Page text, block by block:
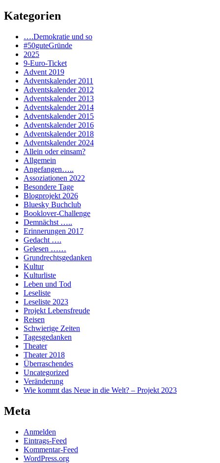
Kategorien
….Demokratie und so
#50guteGründe
2025
9-Euro-Ticket
Advent 2019
Adventskalender 2011
Adventskalender 2012
Adventskalender 2013
Adventskalender 2014
Adventskalender 2015
Adventskalender 2016
Adventskalender 2018
Adventskalender 2024
Allein oder einsam?
Allgemein
Angefangen…..
Assoziationen 2022
Besondere Tage
Blogprojekt 2026
Bluesky Buchclub
Booklover-Challenge
Demnächst …..
Erinnerungen 2017
Gedacht ….
Gelesen ……
Grundrechtsgedanken
Kultur
Kulturliste
Leben und Tod
Leseliste
Leseliste 2023
Projekt Lebensfreude
Reisen
Schwierige Zeiten
Tagesgedanken
Theater
Theater 2018
Überraschendes
Uncategorized
Veränderung
Wie kommt das Neue in die Welt? – Projekt 2023
Meta
Anmelden
Eintrags-Feed
Kommentar-Feed
WordPress.org